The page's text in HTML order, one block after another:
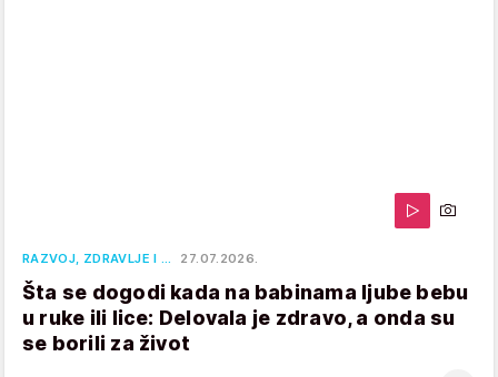
RAZVOJ, ZDRAVLJE I … 27.07.2026.
Šta se dogodi kada na babinama ljube bebu
u ruke ili lice: Delovala je zdravo, a onda su
se borili za život